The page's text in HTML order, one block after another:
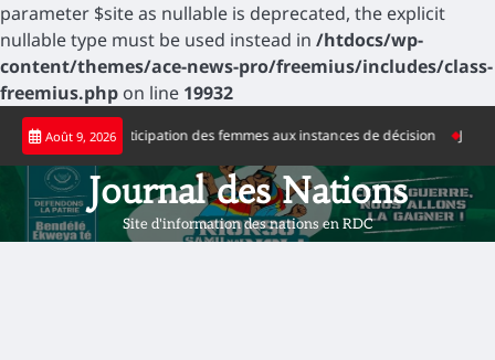
parameter $site as nullable is deprecated, the explicit
nullable type must be used instead in /htdocs/wp-
content/themes/ace-news-pro/freemius/includes/class-
freemius.php on line 19932
Skip
content
Août 9, 2026
la participation des femmes aux instances de décision Journée
Journal des Nations
Site d'information des nations en RDC